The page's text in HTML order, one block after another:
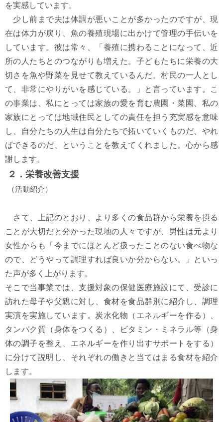
を実感しています。
少し前まで夫は体調が悪いことが多かったのですが、現
在は体力が戻り、魚の養殖現場に出かけて管理の手伝いを
しています。彼は常々、「養殖に携わることになって、近
所の人たちとのつながりも増えた。子どもたちに栄養の大
切さを魚や野菜を見せて教えているんだ。村民の一人とし
て、非常にやりがいを感じている。」と言っています。こ
の事業は、私にとっては家族の愛を育む農園・菜園、私の
家族にとっては地域住民としての責任を担う充実感を意味
し、自分たちの人生は自分たちで拓いていくものだ、やれ
ばできるのだ、ということを教えてくれました。心から感
謝します。
２．栄養改善支援
（活動紹介）
さて、上記のとおり、より多くの食品群から栄養を摂る
ことが大切だと分かった現地の人々ですが、男性は元より
女性からも「今までにほとんど扱ったことのない食べ物な
ので、どうやって調理すれば良いか分からない。」といっ
た声が多く上がります。
そこで当事業では、支援対象の保健医療施設にて、受診に
訪れた母子や父親に対し、食材を食品群別に紹介し、調理
実演を実施しています。炭水化物（エネルギーを作る）、
タンパク質（身体をつくる）、ビタミン・ミネラル等（身
体の調子を整え、エネルギーを作り出すサポートをする）
に分けて説明し、それぞれの働きと当てはまる食材を紹介
します。